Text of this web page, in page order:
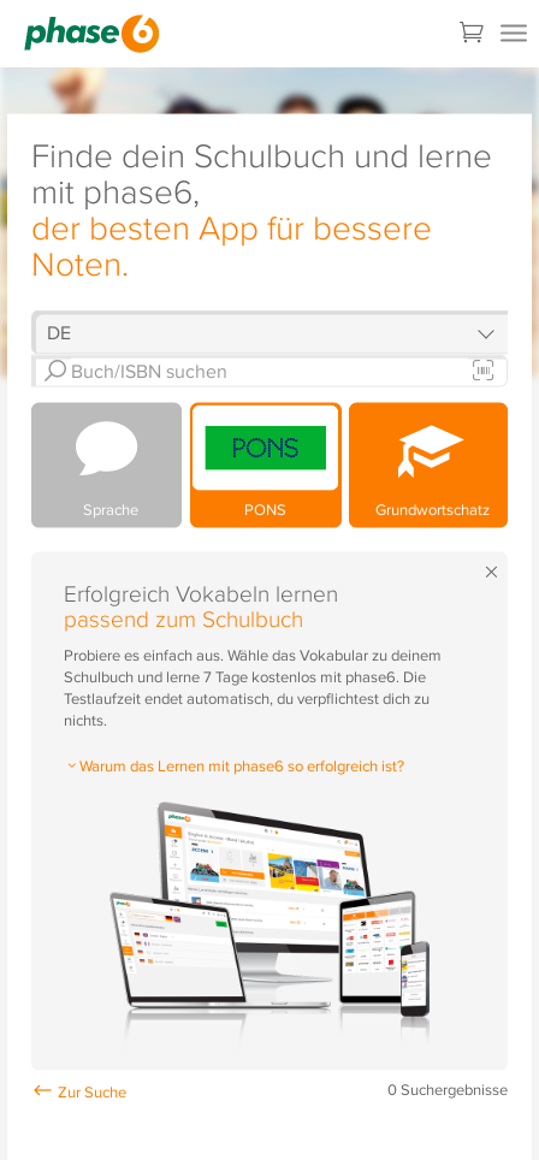
Finde dein Schulbuch und lerne
mit phase6,
der besten App für bessere
Noten.
Sprache PONS Grundwortschatz
×
Erfolgreich Vokabeln lernen
passend zum Schulbuch
Probiere es einfach aus. Wähle das Vokabular zu deinem
Schulbuch und lerne 7 Tage kostenlos mit phase6. Die
Testlaufzeit endet automatisch, du verpflichtest dich zu
nichts.
Warum das Lernen mit phase6 so erfolgreich ist?
0Suchergebnisse